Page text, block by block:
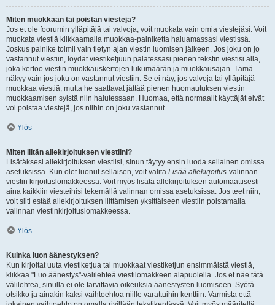
Miten muokkaan tai poistan viestejä?
Jos et ole foorumin ylläpitäjä tai valvoja, voit muokata vain omia viestejäsi. Voit
muokata viestiä klikkaamalla muokkaa-painiketta haluamassasi viestissä.
Joskus painike toimii vain tietyn ajan viestin luomisen jälkeen. Jos joku on jo
vastannut viestiin, löydät viestiketjuun palatessasi pienen tekstin viestisi alla,
joka kertoo viestin muokkauskertojen lukumäärän ja muokkausajan. Tämä
näkyy vain jos joku on vastannut viestiin. Se ei näy, jos valvoja tai ylläpitäjä
muokkaa viestiä, mutta he saattavat jättää pienen huomautuksen viestin
muokkaamisen syistä niin halutessaan. Huomaa, että normaalit käyttäjät eivät
voi poistaa viestejä, jos niihin on joku vastannut.
Ylös
Miten liitän allekirjoituksen viestiini?
Lisätäksesi allekirjoituksen viestiisi, sinun täytyy ensin luoda sellainen omissa
asetuksissa. Kun olet luonut sellaisen, voit valita Lisää allekirjoitus-valinnan
viestin kirjoituslomakkeessa. Voit myös lisätä allekirjoituksen automaattisesti
aina kaikkiin viesteihisi tekemällä valinnan omissa asetuksissa. Jos teet niin,
voit silti estää allekirjoituksen liittämisen yksittäiseen viestiin poistamalla
valinnan viestinkirjoituslomakkeessa.
Ylös
Kuinka luon äänestyksen?
Kun kirjoitat uuta viestiketjua tai muokkaat viestiketjun ensimmäistä viestiä,
klikkaa "Luo äänestys"-välilehteä viestilomakkeen alapuolella. Jos et näe tätä
välilehteä, sinulla ei ole tarvittavia oikeuksia äänestysten luomiseen. Syötä
otsikko ja ainakin kaksi vaihtoehtoa niille varattuihin kenttiin. Varmista että